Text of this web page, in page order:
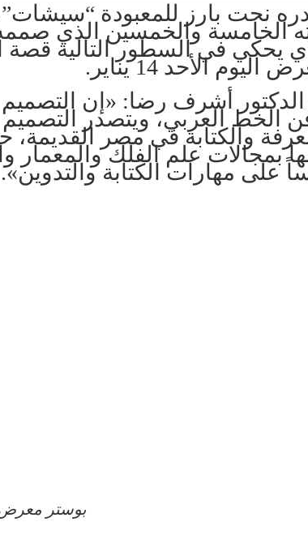
نحت بارز للمعبودة
الخامسة والخمسين الذي صممه
يحكي في السطور التالية قصة
اليوم الأحد 14 يناير.
أشرف رضا: «إن التصميم
الخط العربي، ويتصدر
والكتابة في مصر القديمة،
بمجالات علم الفلك والمعمار
على مهارات الكتابة والتدوين».
بوستر معرض